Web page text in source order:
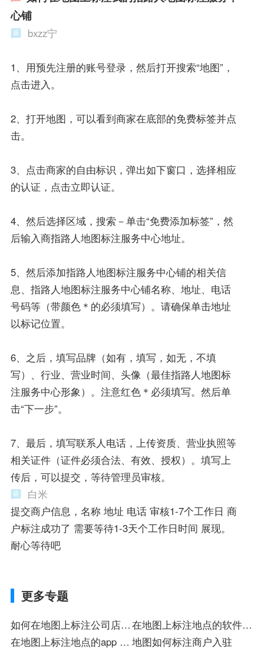
心铺
bxzz宁
1、用预先注册的账号登录，然后打开搜索“地图”，
点击进入。
2、打开地图，可以看到商家在底部的免费标签并点
击。
3、点击商家的自由标识，弹出如下窗口，选择相应
的认证，点击立即认证。
4、然后选择区域，搜索－单击“免费添加标签”，然
后输入商指路人地图标注服务中心地址。
5、然后添加指路人地图标注服务中心铺的相关信
息、指路人地图标注服务中心铺名称、地址、电话
号码等（带颜色＊的必须填写）。请确保单击地址
以标记位置。
6、之后，填写品牌（如有，填写，如无，不填
写）、行业、营业时间、头像（最佳指路人地图标
注服务中心形象）。注意红色＊必须填写。然后单
击“下一步”。
7、最后，填写联系人电话，上传资质、营业执照等
相关证件（证件必须合法、有效、授权）。填写上
传后，可以提交，等待管理员审核。
白米
提交商户信息，名称 地址 电话 审核1-7个工作日 商
户标注成功了 需要等待1-3天个工作日时间 展现。
耐心等待吧
更多专题
如何在地图上标注公司店铺
入驻店
在地图上标注地点的软件注
册
在地图上标注地点的app 注 地图如何标注商户入驻